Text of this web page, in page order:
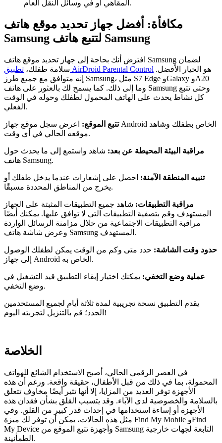
المقاهي أو في وسائل النقل العام.
مكافأة: أفضل جهاز تحديد موقع هاتف
Samsung لتتبع هاتف Samsung
افترض أنك بحاجة إلى جهاز تحديد موقع هاتف Samsung لضمان
سلامة طفلك، تطبيق AirDroid Parental Control
إنه متوافق مع جميع طرز Samsung، مثل S7 Edge وGalaxy وA20
وما إلى ذلك. كما يسمح لك بالعثور على هاتف Samsung وحتى تتبع
كل نشاط يحدث على الهاتف المحمول لطفلك وحوله في الوقت
الفعلي.
تتبع الموقع: اعرض سجل موقع جهاز Android الخاص بطفلك وشاهد
موقعه الحالي في أي وقت.
مراقبة البيئة المحيطة عن بعد: شاهد واستمع إلى ما يحدث حول
هاتف Samsung.
تنبيه المنطقة الآمنة: احصل على إشعارات عندما يدخل طفلك أو
يخرج من المناطق المحددة مسبقًا.
مراقبة التطبيقات: شاهد جميع التطبيقات المثبتة على الجهاز
المستهدف وقم بتصفية التطبيقات التي لا توافق عليها. يمكنك أيضًا
مراقبة التطبيقات الاجتماعية من خلال مزامنة الرسائل الواردة
وعرض شاشة هاتف Samsung المستهدف.
حدود وقت الشاشة: حدد متى وكم من الوقت يمكن لطفلك الوصول
إلى جهاز Android الخاص به.
عملية وضع التخفي: يمكنك اختيار إبقاء التطبيق قيد التشغيل في
وضع التخفي.
يقدم التطبيق نسخة تجريبية لمدة ثلاثة أيام لجميع المستخدمين
الجدد؛ قم بالتنزيل لتجربته اليوم!
الخلاصة
في العصر الرقمي الحالي، أصبح الاستخدام الشائع للهواتف
المحمولة، بما في ذلك من قبل الأطفال، حقيقة واقعة. ورغم أن هذه
الأجهزة توفر العديد من المزايا، إلا أنها تثير أيضًا مخاوف تتعلق
بالسلامة والخصوصية لدى الآباء. وقد يتسبب القلق بشأن فقدان هذه
الأجهزة أو إساءة استخدامها في إحداث قدر كبير من القلق. وفي
مثل هذه الحالات، يمكن أن توفر لك ميزة Find My Mobile وFind
My Device وأجهزة تتبع الموقع من Samsung التابعة لجهات خارجية
الطمأنينة.